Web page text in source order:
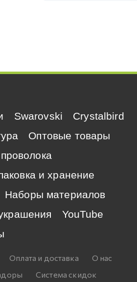
Swarovski
Crystalbird
Оптовые товары
и хранение
Наборы материалов
YouTube
Оплата и доставка
О нас
Система скидок